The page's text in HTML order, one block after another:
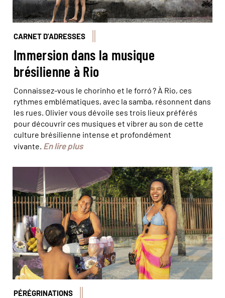
CARNET D'ADRESSES
Immersion dans la musique
brésilienne à Rio
Connaissez-vous le chorinho et le forró ? À Rio, ces
rythmes emblématiques, avec la samba, résonnent dans
les rues. Olivier vous dévoile ses trois lieux préférés
pour découvrir ces musiques et vibrer au son de cette
culture brésilienne intense et profondément
vivante. En lire plus
© Marta Nascimento/Réa
PÉRÉGRINATIONS